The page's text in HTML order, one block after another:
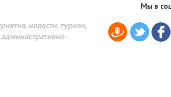
новости, туризм,
Мы в